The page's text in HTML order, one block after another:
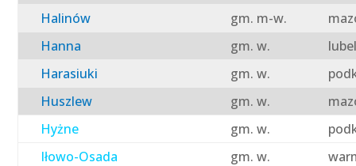
Halinów
gm. m-w.
Hanna
gm. w.
Harasiuki
gm. w.
Huszlew
gm. w.
Hyżne
gm. w.
Iłowo-Osada
gm. w.